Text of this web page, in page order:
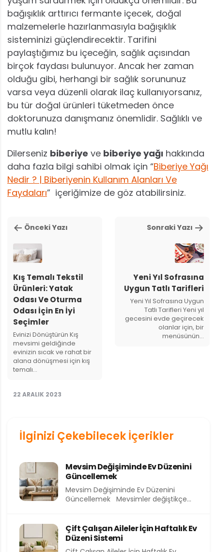
22 ARALIK 2023
bağışıklık arttırıcı fermante içecek, doğal
malzemelerle hazırlanmasıyla bağışıklık
sisteminizi güçlendirecektir. Tarifini
paylaştığımız bu içeceğin, sağlık açısından
birçok faydası bulunuyor. Ancak her zaman
olduğu gibi, herhangi bir sağlık sorununuz
varsa veya düzenli olarak ilaç kullanıyorsanız,
bu tür doğal ürünleri tüketmeden önce
doktorunuza danışmanız önemlidir. Sağlıklı ve
mutlu kalın!
Dilerseniz biberiye ve biberiye yağı hakkında
daha fazla bilgi sahibi olmak için “Biberiye Yağı
Nedir ? | Biberiyenin Kullanım Alanları Ve
Faydaları” içeriğimize de göz atabilirsiniz.
Önceki Yazı
Kış Temalı Tekstil
Ürünleri: Yatak
Odası Ve Oturma
Odası İçin En İyi
Seçimler
Evinizi Dönüştürün Kış
mevsimi geldiğinde
evinizin sıcak ve rahat bir
alana dönüşmesi için kış
temalı…
Sonraki Yazı
Yeni Yıl Sofrasına
Uygun Tatlı Tarifleri
Yeni Yıl Sofrasına Uygun
Tatlı Tarifleri Yeni yıl
gecesini evde geçirecek
olanlar için, bir
menüsünün…
İlginizi Çekebilecek İçerikler
Mevsim Değişiminde Ev Düzenini
Güncellemek
Mevsim Değişiminde Ev Düzenini
Güncellemek Mevsimler değiştikçe
Çift Çalışan Aileler İçin Haftalık Ev
Düzeni Sistemi